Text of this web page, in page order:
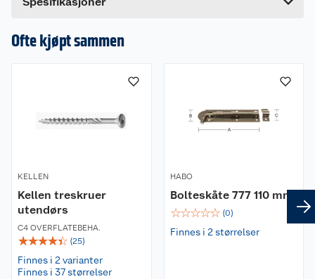
en omtale.
Ofte kjøpt sammen
KELLEN
Kellen treskruer
utendørs
C4 OVERFLATEBEHA.
☆☆☆☆☆ (25)
Finnes i 2 varianter
Finnes i 37 størrelser
HABO
Bolteskåte 777 110 mm
☆☆☆☆☆ (0)
Finnes i 2 størrelser